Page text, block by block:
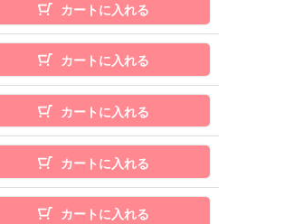
カートに入れる
カートに入れる
カートに入れる
カートに入れる
カートに入れる